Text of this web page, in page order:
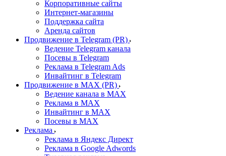
Корпоративные сайты
Интернет-магазины
Поддержка сайта
Аренда сайтов
Продвижение в Telegram (PR)
Ведение Telegram канала
Посевы в Telegram
Реклама в Telegram Ads
Инвайтинг в Telegram
Продвижение в MAX (PR)
Ведение канала в MAX
Реклама в MAX
Инвайтинг в MAX
Посевы в MAX
Реклама
Реклама в Яндекс Директ
Реклама в Google Adwords